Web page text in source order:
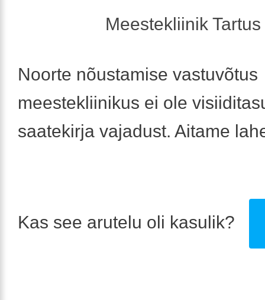
Meestekliinik
Noorte nõustamise vastuvõtus
meestekliinikus ei ole
saatekirja vajadust. Aitame
Kas see arutelu oli kasulik?